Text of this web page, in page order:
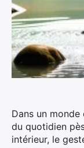
Dans un
du quotidien
intérieur, le